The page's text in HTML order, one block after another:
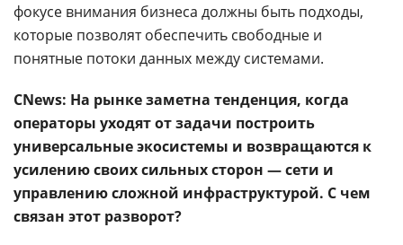
фокусе внимания бизнеса должны быть подходы,
которые позволят обеспечить свободные и
понятные потоки данных между системами.
CNews: На рынке заметна тенденция, когда
операторы уходят от задачи построить
универсальные экосистемы и возвращаются к
усилению своих сильных сторон — сети и
управлению сложной инфраструктурой. С чем
связан этот разворот?